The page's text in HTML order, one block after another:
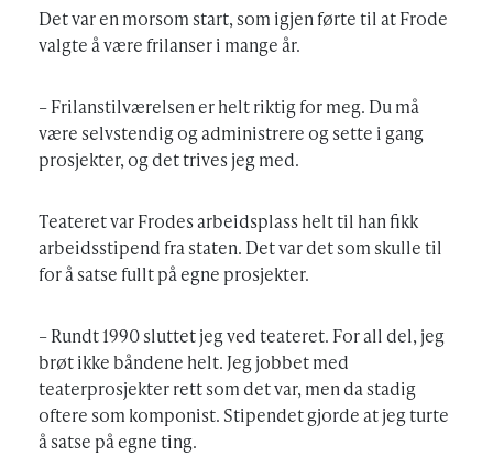
Det var en morsom start, som igjen førte til at Frode
valgte å være frilanser i mange år.
– Frilanstilværelsen er helt riktig for meg. Du må
være selvstendig og administrere og sette i gang
prosjekter, og det trives jeg med.
Teateret var Frodes arbeidsplass helt til han fikk
arbeidsstipend fra staten. Det var det som skulle til
for å satse fullt på egne prosjekter.
– Rundt 1990 sluttet jeg ved teateret. For all del, jeg
brøt ikke båndene helt. Jeg jobbet med
teaterprosjekter rett som det var, men da stadig
oftere som komponist. Stipendet gjorde at jeg turte
å satse på egne ting.